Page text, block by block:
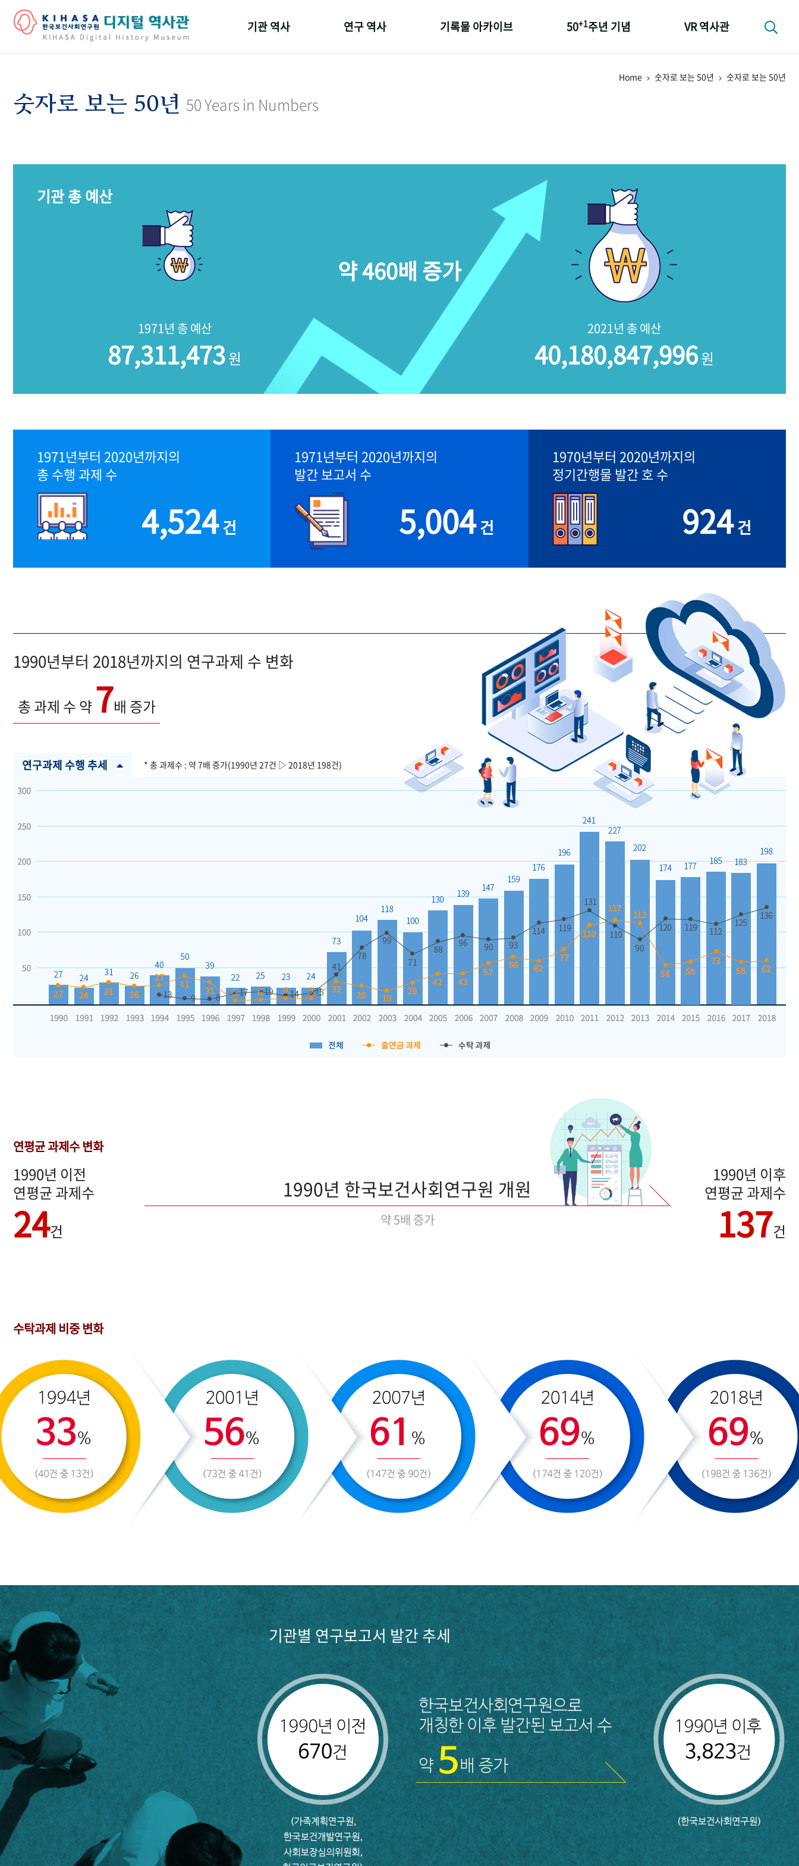
기관 역사 연구 역사 기록물 아카이브 50+1주년 기념 VR 역사관
Home 숫자로 보는 50년 숫자로 보는 50년
숫자로 보는 50년 50 Years in Numbers
기관 총 예산
1971년 총 예산
87,311,473원
2021년 총 예산
40,180,847,996원
약 460배 증가
1971년부터 2020년까지의
총 수행 과제 수
4,524건
1971년부터 2020년까지의
발간 보고서 수
5,004건
1970년부터 2020년까지의
정기간행물 발간 호 수
924건
1990년부터 2018년까지의 연구과제 수 변화
총 과제 수 약7배 증가
연구과제 수행 추세 * 총 과제수 : 약 7배 증가(1990년 27건 ▷ 2018년 198건)
연평균 과제수 변화
1990년 이전
연평균 과제수
24건
1990년 한국보건사회연구원 개원
약 5배 증가
1990년 이후
연평균 과제수
137건
수탁과제 비중 변화
기관별 연구보고서 발간 추세